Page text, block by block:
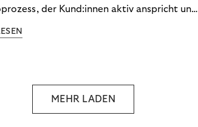
der Kund:innen aktiv anspricht und
ermöglicht. So bleiben Menschen
MEHR LADEN